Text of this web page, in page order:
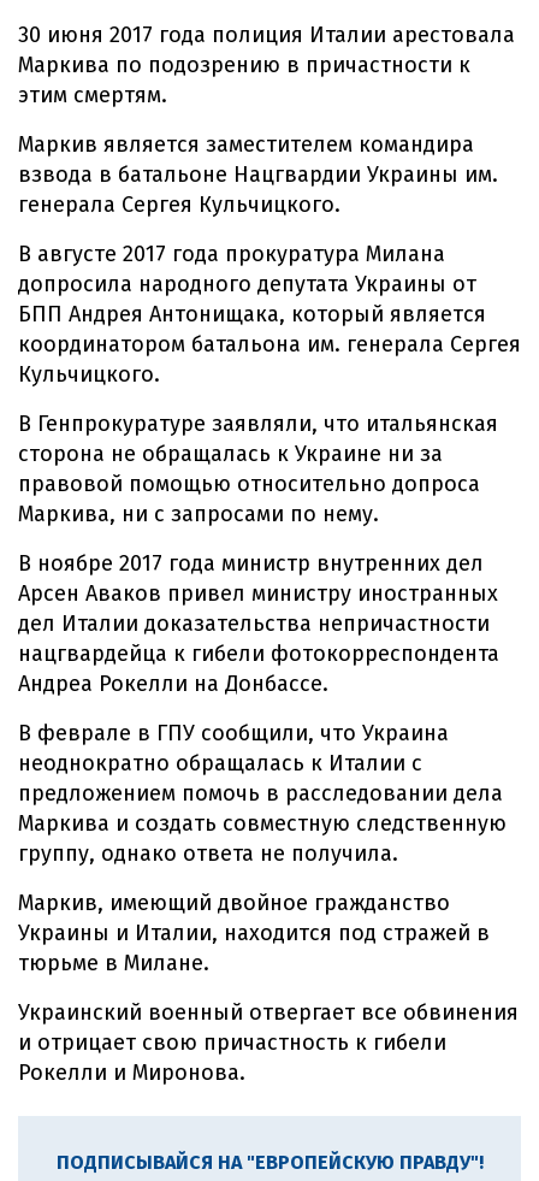
30 июня 2017 года полиция Италии арестовала
Маркива по подозрению в причастности к
этим смертям.
Маркив является заместителем командира
взвода в батальоне Нацгвардии Украины им.
генерала Сергея Кульчицкого.
В августе 2017 года прокуратура Милана
допросила народного депутата Украины от
БПП Андрея Антонищака, который является
координатором батальона им. генерала Сергея
Кульчицкого.
В Генпрокуратуре заявляли, что итальянская
сторона не обращалась к Украине ни за
правовой помощью относительно допроса
Маркива, ни с запросами по нему.
В ноябре 2017 года министр внутренних дел
Арсен Аваков привел министру иностранных
дел Италии доказательства непричастности
нацгвардейца к гибели фотокорреспондента
Андреа Рокелли на Донбассе.
В феврале в ГПУ сообщили, что Украина
неоднократно обращалась к Италии с
предложением помочь в расследовании дела
Маркива и создать совместную следственную
группу, однако ответа не получила.
Маркив, имеющий двойное гражданство
Украины и Италии, находится под стражей в
тюрьме в Милане.
Украинский военный отвергает все обвинения
и отрицает свою причастность к гибели
Рокелли и Миронова.
ПОДПИСЫВАЙСЯ НА "ЕВРОПЕЙСКУЮ ПРАВДУ"!